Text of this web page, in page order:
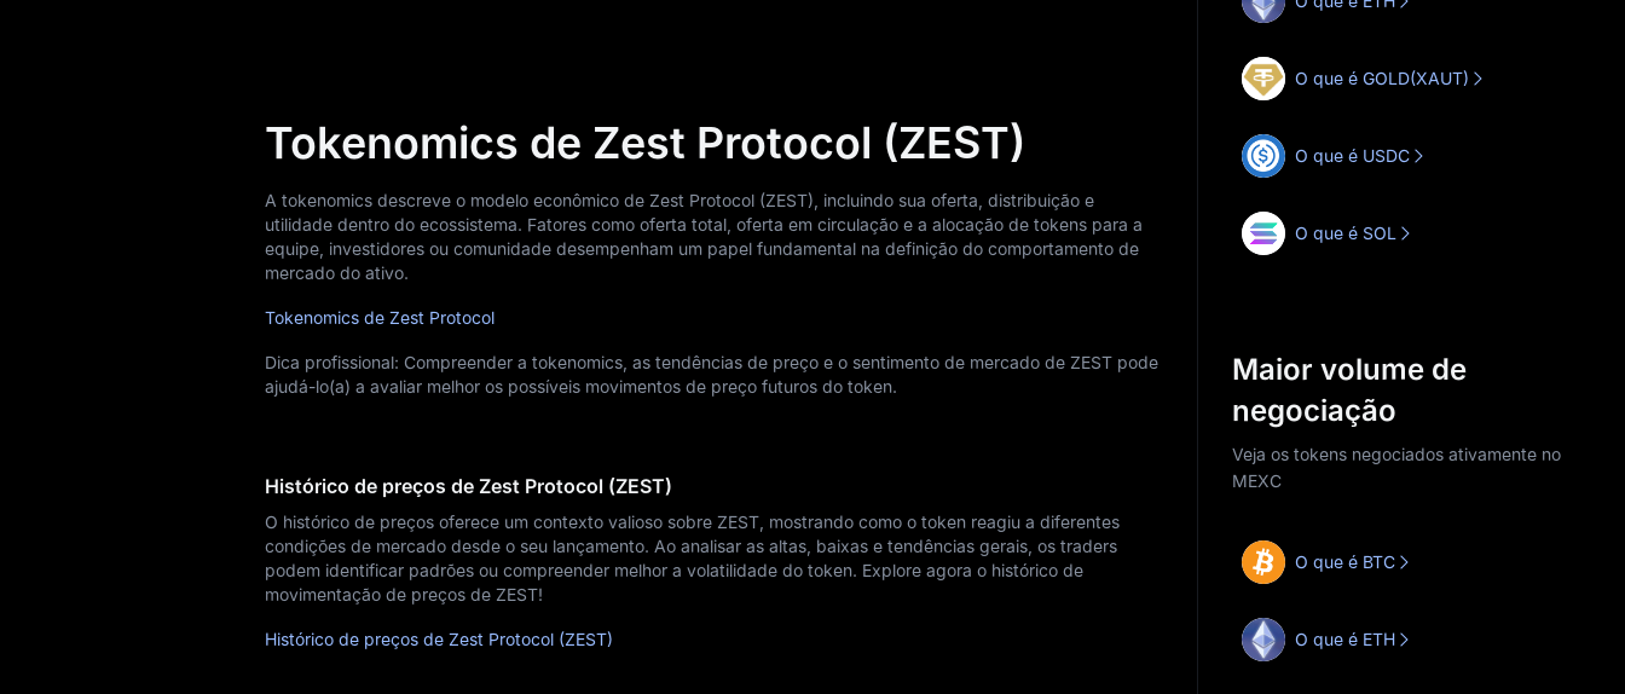
Tokenomics de Zest Protocol (ZEST)
A tokenomics descreve o modelo econômico de Zest Protocol (ZEST), incluindo sua oferta, distribuição e
utilidade dentro do ecossistema. Fatores como oferta total, oferta em circulação e a alocação de tokens para a
equipe, investidores ou comunidade desempenham um papel fundamental na definição do comportamento de
mercado do ativo.
Tokenomics de Zest Protocol
Dica profissional: Compreender a tokenomics, as tendências de preço e o sentimento de mercado de ZEST pode
ajudá-lo(a) a avaliar melhor os possíveis movimentos de preço futuros do token.
Histórico de preços de Zest Protocol (ZEST)
O histórico de preços oferece um contexto valioso sobre ZEST, mostrando como o token reagiu a diferentes
condições de mercado desde o seu lançamento. Ao analisar as altas, baixas e tendências gerais, os traders
podem identificar padrões ou compreender melhor a volatilidade do token. Explore agora o histórico de
movimentação de preços de ZEST!
Histórico de preços de Zest Protocol (ZEST)
O que é GOLD(XAUT)
O que é USDC
O que é SOL
Maior volume de
negociação
Veja os tokens negociados ativamente no
MEXC
O que é BTC
O que é ETH